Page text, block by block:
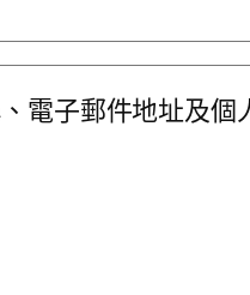
電子郵件地址及